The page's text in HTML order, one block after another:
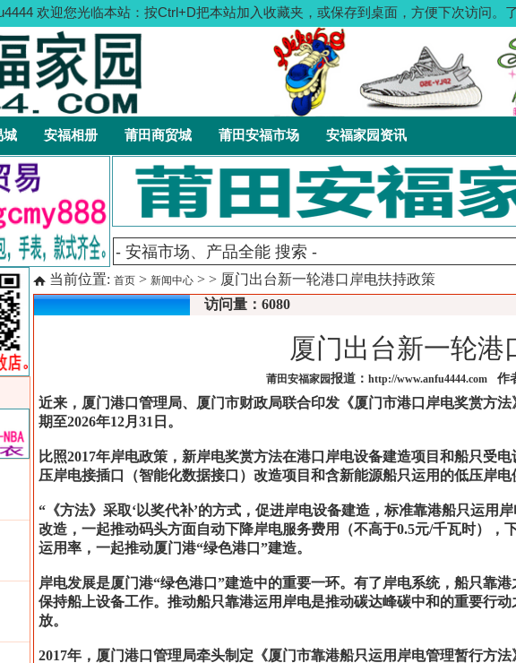
欢迎您光临本站：按Ctrl+D把本站加入收藏夹，或保存到桌面，方便下次访问。
城 安福相册 莆田商贸城 莆田安福市场 安福家园资讯
当前位置: 首页 > 新闻中心 > > 厦门出台新一轮港口岸电扶持政策
访问量：6080
厦门出台新一轮港
莆田安福家园报道： http://www.anfu4444.com 作
近来，厦门港口管理局、厦门市财政局联合印发《厦门市港口岸电奖赏方
期至2026年12月31日。
比照2017年岸电政策，新岸电奖赏方法在港口岸电设备建造项目和船只受
压岸电接插口（智能化数据接口）改造项目和含新能源船只运用的低压岸电
“《方法》采取‘以奖代补’的方式，促进岸电设备建造，标准靠港船只运用
改造，一起推动码头方面自动下降岸电服务费用（不高于0.5元/千瓦时）
运用率，一起推动厦门港“绿色港口”建造。
岸电发展是厦门港“绿色港口”建造中的重要一环。有了岸电系统，船只靠
保持船上设备工作。推动船只靠港运用岸电是推动碳达峰碳中和的重要行
放。
2017年，厦门港口管理局牵头制定《厦门市靠港船只运用岸电管理暂行方